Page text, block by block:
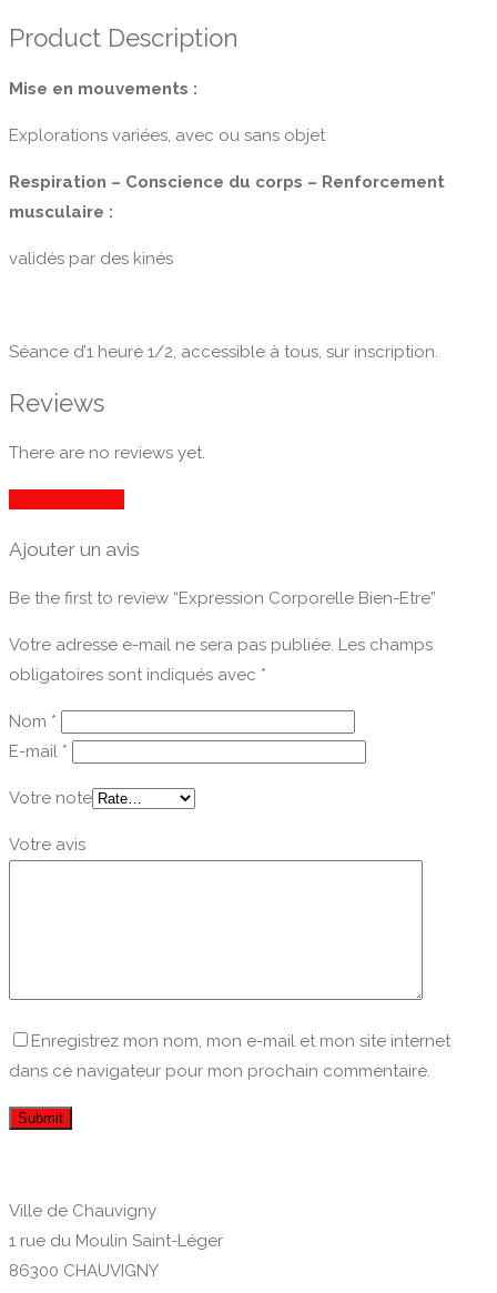
Product Description
Mise en mouvements :
Explorations variées, avec ou sans objet
Respiration – Conscience du corps – Renforcement
musculaire :
validés par des kinés
Séance d’1 heure 1/2, accessible à tous, sur inscription.
Reviews
There are no reviews yet.
Ajouter un avis
Be the first to review “Expression Corporelle Bien-Etre”
Votre adresse e-mail ne sera pas publiée. Les champs
obligatoires sont indiqués avec *
Nom *
E-mail *
Votre note
Votre avis
Enregistrez mon nom, mon e-mail et mon site internet
dans ce navigateur pour mon prochain commentaire.
Ville de Chauvigny
1 rue du Moulin Saint-Léger
86300 CHAUVIGNY